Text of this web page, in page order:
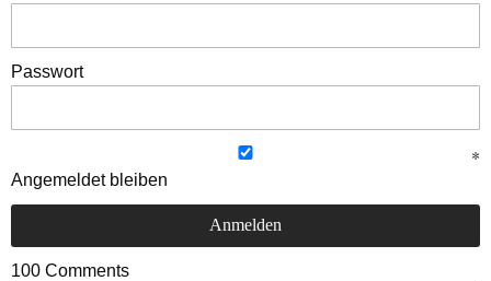
Passwort
Angemeldet bleiben
100 Comments